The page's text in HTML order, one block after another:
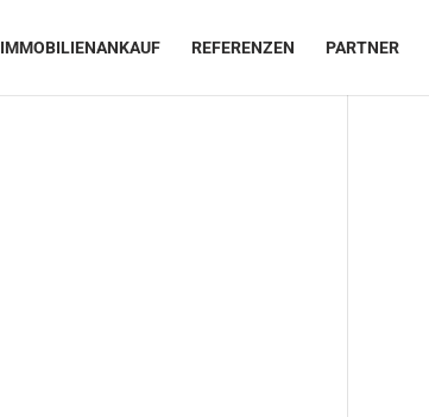
IMMOBILIENANKAUF REFERENZEN PARTNER